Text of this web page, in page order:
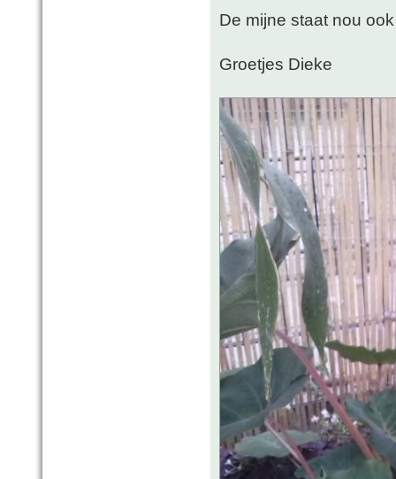
De mijne staat nou
Groetjes Dieke